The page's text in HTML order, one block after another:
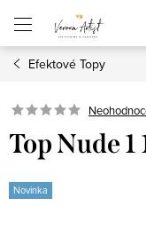
obsah
Efektové Topy
Top Nude
Novinka